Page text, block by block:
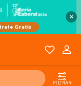
×
FILTRAR